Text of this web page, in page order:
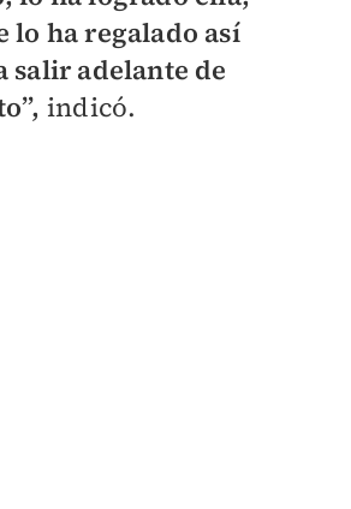
lo ha regalado así
salir adelante de
indicó.